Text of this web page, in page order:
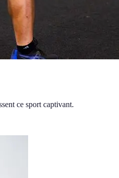
ce sport captivant.